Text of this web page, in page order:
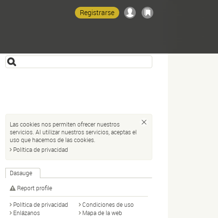
Registrarse
Las cookies nos permiten ofrecer nuestros
servicios. Al utilizar nuestros servicios, aceptas el
uso que hacemos de las cookies.
Política de privacidad
Dasauge
Report profile
Política de privacidad
Condiciones de uso
Enlázanos
Mapa de la web